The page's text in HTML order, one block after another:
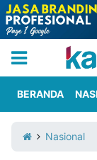
Iklan
Berita
Kami
BERANDA
Nasional